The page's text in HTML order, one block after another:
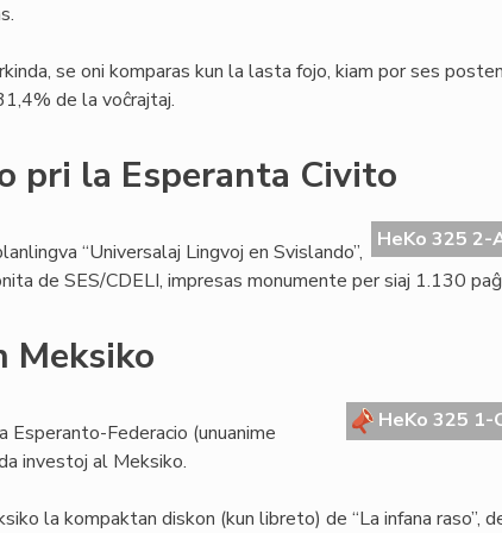
se oni komparas kun la lasta fojo, kiam por ses
de la voĉrajtaj.
pri la Esperanta Civito
HeKo 325 2-
“Universalaj Lingvoj en Svislando”,
de SES/CDELI, impresas monumente per siaj 1.130
Meksiko
HeKo 325 1-
Federacio (unuanime
investoj al Meksiko.
la kompaktan diskon (kun libreto) de “La infana raso”,